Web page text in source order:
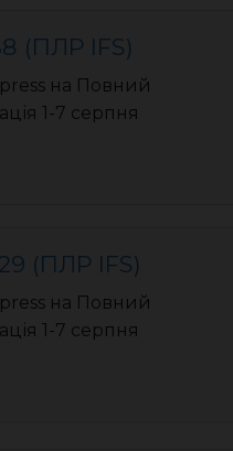
(ПЛР IFS)
на Повний
1-7 серпня
(ПЛР IFS)
на Повний
1-7 серпня